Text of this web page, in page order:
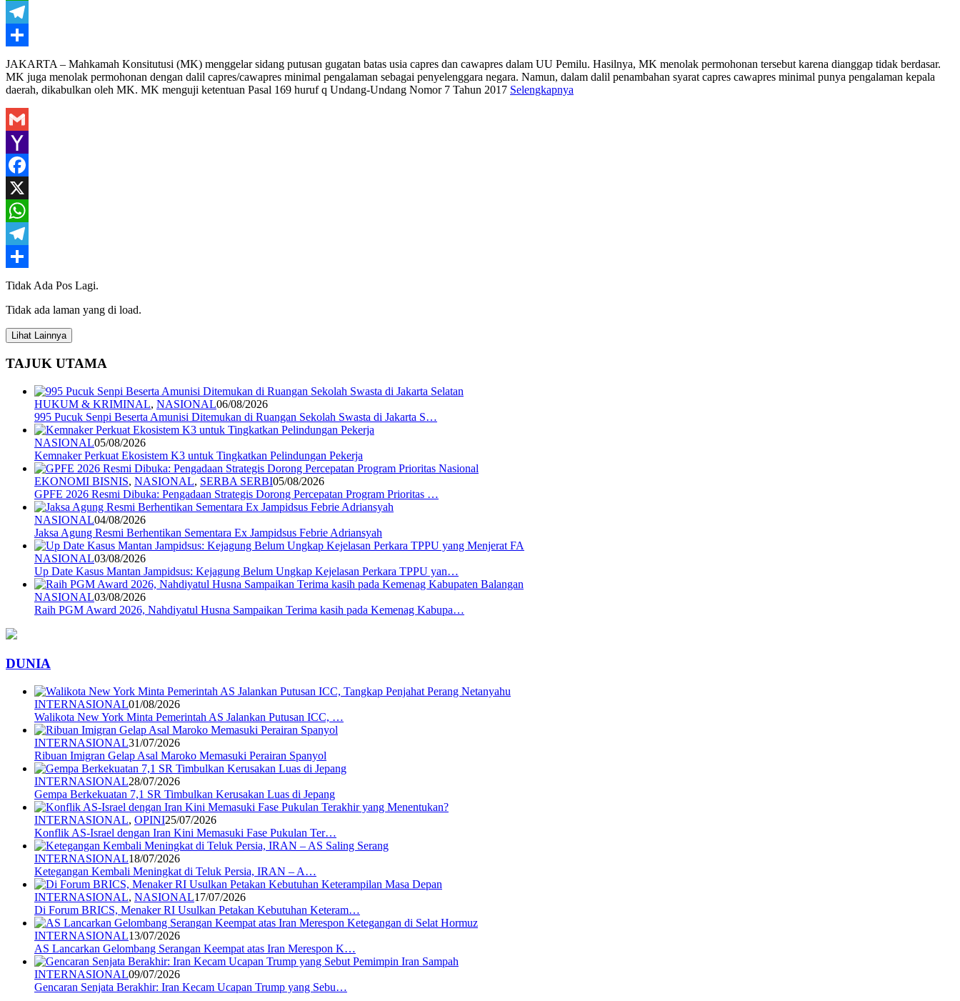
WhatsApp
Telegram
Share
JAKARTA – Mahkamah Konsitutusi (MK) menggelar sidang putusan gugatan batas usia capres dan cawapres dalam UU Pemilu. Hasilnya, MK menolak permohonan tersebut karena dianggap tidak berdasar.
MK juga menolak permohonan dengan dalil capres/cawapres minimal pengalaman sebagai penyelenggara negara. Namun, dalam dalil penambahan syarat capres cawapres minimal punya pengalaman kepala
daerah, dikabulkan oleh MK. MK menguji ketentuan Pasal 169 huruf q Undang-Undang Nomor 7 Tahun 2017 Selengkapnya
Gmail
Yahoo
Mail
Facebook
X
WhatsApp
Telegram
Share
Tidak Ada Pos Lagi.
Tidak ada laman yang di load.
Lihat Lainnya
TAJUK UTAMA
HUKUM & KRIMINAL, NASIONAL06/08/2026
995 Pucuk Senpi Beserta Amunisi Ditemukan di Ruangan Sekolah Swasta di Jakarta S…
NASIONAL05/08/2026
Kemnaker Perkuat Ekosistem K3 untuk Tingkatkan Pelindungan Pekerja
EKONOMI BISNIS, NASIONAL, SERBA SERBI05/08/2026
GPFE 2026 Resmi Dibuka: Pengadaan Strategis Dorong Percepatan Program Prioritas …
NASIONAL04/08/2026
Jaksa Agung Resmi Berhentikan Sementara Ex Jampidsus Febrie Adriansyah
NASIONAL03/08/2026
Up Date Kasus Mantan Jampidsus: Kejagung Belum Ungkap Kejelasan Perkara TPPU yan…
NASIONAL03/08/2026
Raih PGM Award 2026, Nahdiyatul Husna Sampaikan Terima kasih pada Kemenag Kabupa…
DUNIA
INTERNASIONAL01/08/2026
Walikota New York Minta Pemerintah AS Jalankan Putusan ICC, …
INTERNASIONAL31/07/2026
Ribuan Imigran Gelap Asal Maroko Memasuki Perairan Spanyol
INTERNASIONAL28/07/2026
Gempa Berkekuatan 7,1 SR Timbulkan Kerusakan Luas di Jepang
INTERNASIONAL, OPINI25/07/2026
Konflik AS-Israel dengan Iran Kini Memasuki Fase Pukulan Ter…
INTERNASIONAL18/07/2026
Ketegangan Kembali Meningkat di Teluk Persia, IRAN – A…
INTERNASIONAL, NASIONAL17/07/2026
Di Forum BRICS, Menaker RI Usulkan Petakan Kebutuhan Keteram…
INTERNASIONAL13/07/2026
AS Lancarkan Gelombang Serangan Keempat atas Iran Merespon K…
INTERNASIONAL09/07/2026
Gencaran Senjata Berakhir: Iran Kecam Ucapan Trump yang Sebu…